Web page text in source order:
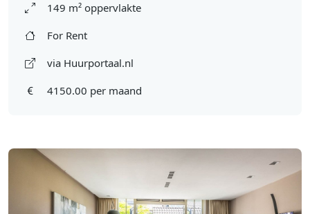
149 m² oppervlakte
For Rent
via Huurportaal.nl
4150.00 per maand